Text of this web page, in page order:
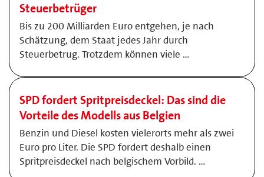
Steuerbetrüger
Bis zu 200 Milliarden Euro entgehen, je nach
Schätzung, dem Staat jedes Jahr durch
Steuerbetrug. Trotzdem können viele …
SPD fordert Spritpreisdeckel: Das sind die
Vorteile des Modells aus Belgien
Benzin und Diesel kosten vielerorts mehr als zwei
Euro pro Liter. Die SPD fordert deshalb einen
Spritpreisdeckel nach belgischem Vorbild. …